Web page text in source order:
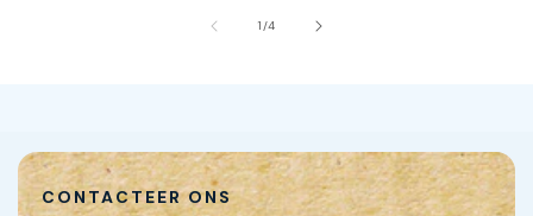
1/van
4
CONTACTEER ONS